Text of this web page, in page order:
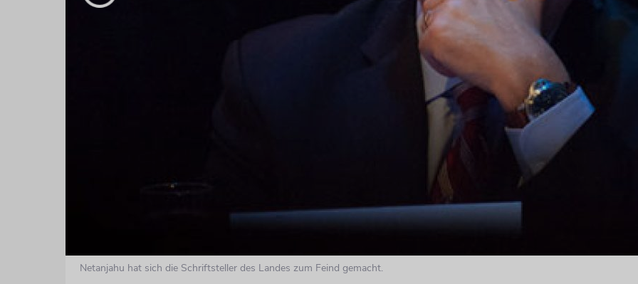
Netanjahu hat sich die Schriftsteller des Landes zum Feind gemacht.